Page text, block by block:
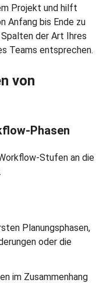
Projekt und hilft
Anfang bis Ende zu
der Art Ihres
Teams entsprechen.
von
Phasen
Stufen an die
Planungsphasen,
oder die
im Zusammenhang